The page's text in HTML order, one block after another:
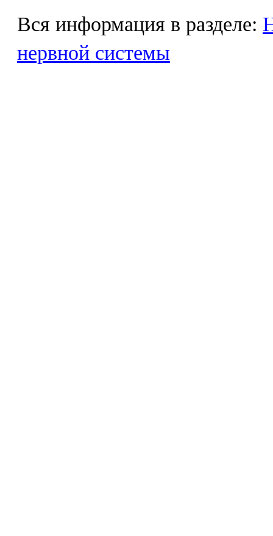
Вся информация в разделе:
нервной системы